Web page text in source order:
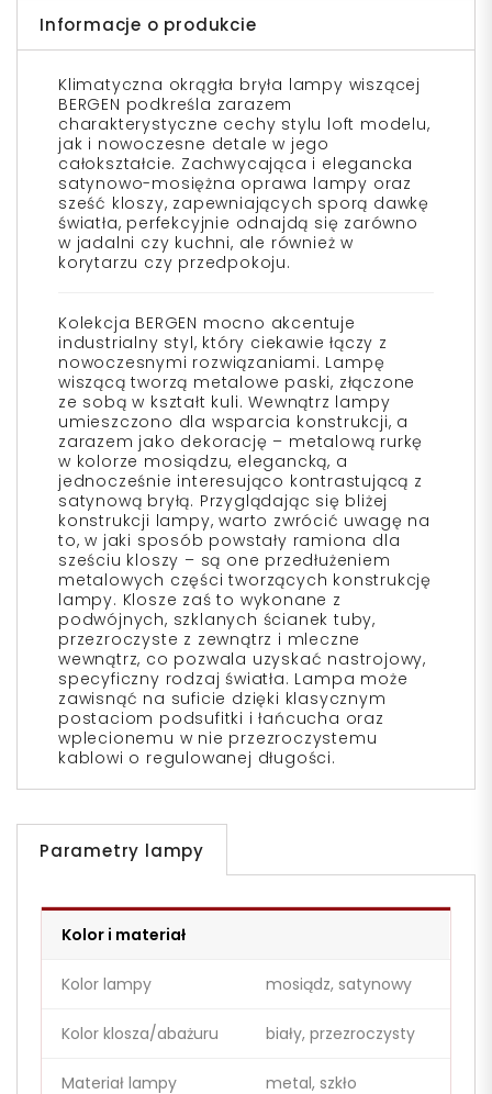
Informacje o produkcie
Klimatyczna okrągła bryła lampy wiszącej
BERGEN podkreśla zarazem
charakterystyczne cechy stylu loft modelu,
jak i nowoczesne detale w jego
całokształcie. Zachwycająca i elegancka
satynowo-mosiężna oprawa lampy oraz
sześć kloszy, zapewniających sporą dawkę
światła, perfekcyjnie odnajdą się zarówno
w jadalni czy kuchni, ale również w
korytarzu czy przedpokoju.
Kolekcja BERGEN mocno akcentuje
industrialny styl, który ciekawie łączy z
nowoczesnymi rozwiązaniami. Lampę
wiszącą tworzą metalowe paski, złączone
ze sobą w kształt kuli. Wewnątrz lampy
umieszczono dla wsparcia konstrukcji, a
zarazem jako dekorację – metalową rurkę
w kolorze mosiądzu, elegancką, a
jednocześnie interesująco kontrastującą z
satynową bryłą. Przyglądając się bliżej
konstrukcji lampy, warto zwrócić uwagę na
to, w jaki sposób powstały ramiona dla
sześciu kloszy – są one przedłużeniem
metalowych części tworzących konstrukcję
lampy. Klosze zaś to wykonane z
podwójnych, szklanych ścianek tuby,
przezroczyste z zewnątrz i mleczne
wewnątrz, co pozwala uzyskać nastrojowy,
specyficzny rodzaj światła. Lampa może
zawisnąć na suficie dzięki klasycznym
postaciom podsufitki i łańcucha oraz
wplecionemu w nie przezroczystemu
kablowi o regulowanej długości.
Parametry lampy
Kolor i materiał
Kolor lampy mosiądz, satynowy
Kolor klosza/abażuru biały, przezroczysty
Materiał lampy metal, szkło